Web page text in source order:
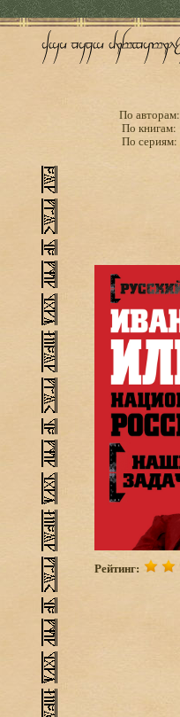
По авторам:
По книгам:
По сериям:
Рейтинг: